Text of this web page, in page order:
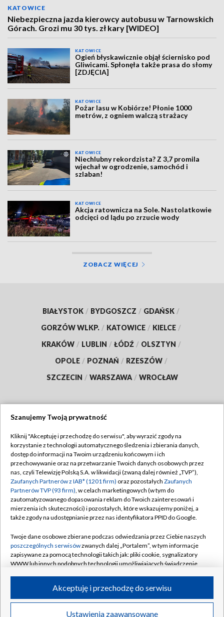
KATOWICE
Niebezpieczna jazda kierowcy autobusu w Tarnowskich
Górach. Grozi mu 30 tys. zł kary [WIDEO]
KATOWICE
Ogień błyskawicznie objął ściernisko pod
Gliwicami. Spłonęła także prasa do słomy
[ZDJĘCIA]
KATOWICE
Pożar lasu w Kobiórze! Płonie 1000
metrów, z ogniem walczą strażacy
KATOWICE
Niechlubny rekordzista? Z 3,7 promila
wjechał w ogrodzenie, samochód i
szlaban!
KATOWICE
Akcja ratownicza na Sole. Nastolatkowie
odcięci od lądu po zrzucie wody
ZOBACZ WIĘCEJ
BIAŁYSTOK / BYDGOSZCZ / GDAŃSK /
GORZÓW WLKP. / KATOWICE / KIELCE /
KRAKÓW / LUBLIN / ŁÓDŹ / OLSZTYN /
OPOLE / POZNAŃ / RZESZÓW /
SZCZECIN / WARSZAWA / WROCŁAW
TVP
Abonament TVP
Emisja w TVP
Centrum informacji TVP
Naziemna Telewizja Cyfrowa
Rada Programowa
System NOS
Informacje o nadawcy
Program dla prasy
Regulamin TVP
Polityka prywatności
Moje zgody
Pomoc
Kontakt
Kanały
©2026 Telewizja Polska S.A. w likwidacji
Szanujemy Twoją prywatność
Kliknij "Akceptuję i przechodzę do serwisu", aby wyrazić zgody na
korzystanie z technologii automatycznego śledzenia i zbierania danych,
dostęp do informacji na Twoim urządzeniu końcowym i ich
przechowywanie oraz na przetwarzanie Twoich danych osobowych przez
nas, czyli Telewizję Polską S.A. w likwidacji (zwaną dalej również „TVP”),
Zaufanych Partnerów z IAB* (1201 firm) oraz pozostałych Zaufanych
Partnerów TVP (93 firm), w celach marketingowych (w tym do
zautomatyzowanego dopasowania reklam do Twoich zainteresowań i
mierzenia ich skuteczności) i pozostałych, które wskazujemy poniżej, a
także zgody na udostępnianie przez nas identyfikatora PPID do Google.
Twoje dane osobowe zbierane podczas odwiedzania przez Ciebie naszych
poszczególnych serwisówzwanych dalej „Portalem”, w tym informacje
zapisywane za pomocą technologii takich jak: pliki cookie, sygnalizatory
WWW lub innych podobnych technologii umożliwiających świadczenie
ruchu w Internecie.
Twoje dane osobowe zbierane podczas odwiedzania przez Ciebie
Ustawienia zaawansowane
Akceptuję i przechodzę do serwisu